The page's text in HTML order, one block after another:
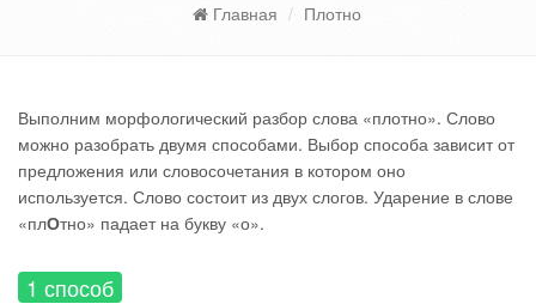
Главная Плотно
Выполним морфологический разбор слова «плотно». Слово
можно разобрать двумя способами. Выбор способа зависит от
предложения или словосочетания в котором оно
используется. Слово состоит из двух слогов. Ударение в слове
«плОтно» падает на букву «о».
1 способ